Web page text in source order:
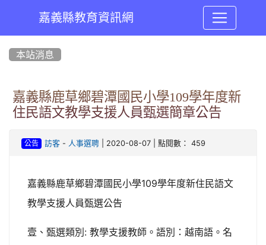
嘉義縣教育資訊網
本站消息
嘉義縣鹿草鄉碧潭國民小學109學年度新
住民語文教學支援人員甄選簡章公告
公告 訪客- 人事選聘| 2020-08-07 | 點閱數： 459
嘉義縣鹿草鄉碧潭國民小學109學年度新住民語文
教學支援人員甄選公告
壹、甄選類別 : 教學支援教師。語別：越南語。名